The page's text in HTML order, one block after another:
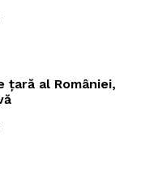
țară al României,